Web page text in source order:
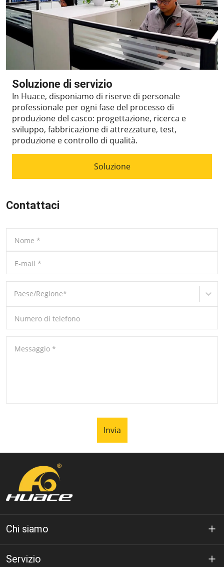
Soluzione di servizio
In Huace, disponiamo di riserve di personale
professionale per ogni fase del processo di
produzione del casco: progettazione, ricerca e
sviluppo, fabbricazione di attrezzature, test,
produzione e controllo di qualità.
Soluzione
Contattaci
Nome *
E-mail *
Paese/Regione*
Numero di telefono
Messaggio *
Invia
Chi siamo
A proposito di Huáce
Servizio